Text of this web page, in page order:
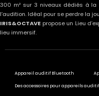
300 m² sur 3 niveaux dédiés à la
l’audition. Idéal pour se perdre la
IRIS&OCTAVE propose un Lieu
lieu immersif.
Appareil auditif Bluetooth
Des accessoires pour appareils